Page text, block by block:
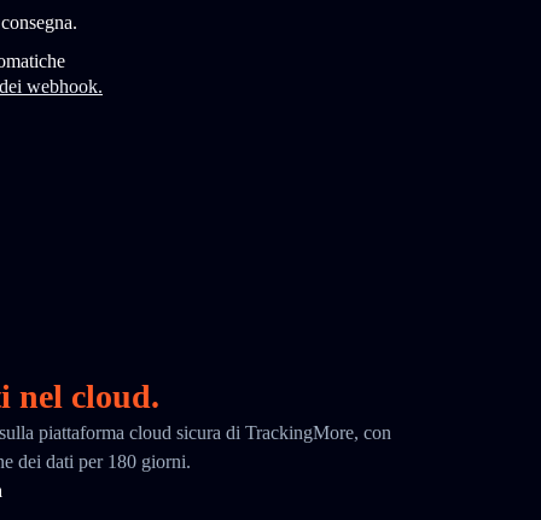
webhook.
nel cloud.
piattaforma cloud sicura di TrackingMore, con
dei dati per 180 giorni.